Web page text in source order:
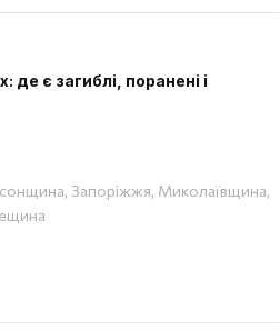
де є загиблі, поранені і
Запоріжжя, Миколаївщина,